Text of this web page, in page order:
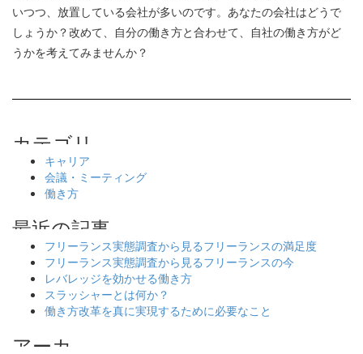
いつつ、放置している会社が多いのです。あなたの会社はどうで
しょうか？改めて、自分の働き方と合わせて、自社の働き方がど
うかを考えてみませんか？
キャリア
会議・ミーティング
働き方
フリーランス実態調査から見るフリーランスの満足度
フリーランス実態調査から見るフリーランスの今
レバレッジを効かせる働き方
スラッシャーとは何か？
働き方改革を真に実現するために必要なこと